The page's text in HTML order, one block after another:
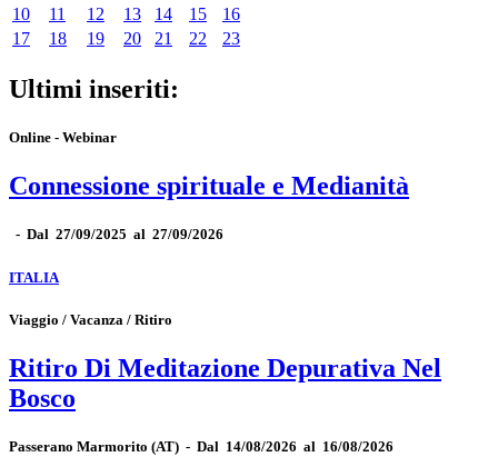
10
11 12 13 14 15
16
17
18 19 20 21 22 23
Ultimi inseriti:
Online - Webinar
Connessione spirituale e Medianità
- Dal 27/09/2025 al 27/09/2026
ITALIA
Viaggio / Vacanza / Ritiro
Ritiro Di Meditazione Depurativa Nel
Bosco
Passerano Marmorito (AT) - Dal 14/08/2026 al 16/08/2026